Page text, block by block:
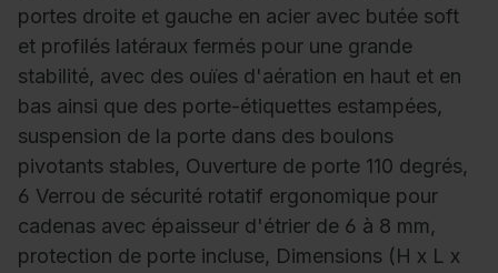
portes droite et gauche en acier avec butée soft
et profilés latéraux fermés pour une grande
stabilité, avec des ouïes d'aération en haut et en
bas ainsi que des porte-étiquettes estampées,
suspension de la porte dans des boulons
pivotants stables, Ouverture de porte 110 degrés,
6 Verrou de sécurité rotatif ergonomique pour
cadenas avec épaisseur d'étrier de 6 à 8 mm,
protection de porte incluse, Dimensions (H x L x